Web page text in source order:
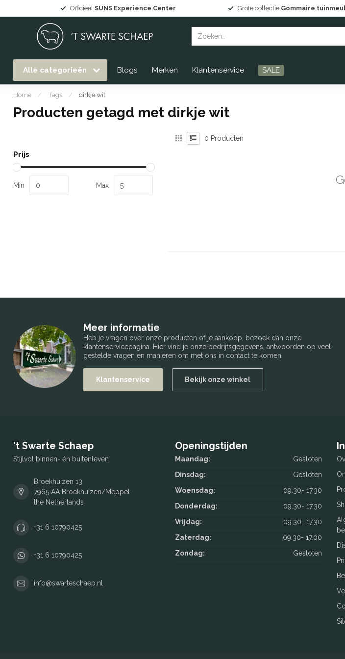
Officieel SUNS Experience Center Grote collectie Gommaire
Alle categorieën Blogs Merken Klantenservice SALE
Home / Tags / dirkje wit
Producten getagd met dirkje wit
Prijs
Min Max
0 Producten
Meer informatie
Heb je vragen over onze producten of je aankoop, bezoek dan onze
klantenservicepagina. Hier vind je onze bedrijfsgegevens, antwoorden op veel
gestelde vragen en manieren om met ons in contact te komen.
Klantenservice Bekijk onze winkel
't Swarte Schaep
Stijlvol binnen- én buitenleven
Broekhuizen 13
7965 AA Broekhuizen/Meppel
the Netherlands
+31 6 10790425
+31 6 10790425
info@swarteschaep.nl
Openingstijden
Maandag:
Gesloten
Dinsdag:
Gesloten
Woensdag:
09.30- 17.30
Donderdag:
09.30- 17.30
Vrijdag:
09.30- 17.30
Zaterdag:
09.30- 17.00
Zondag:
Gesloten